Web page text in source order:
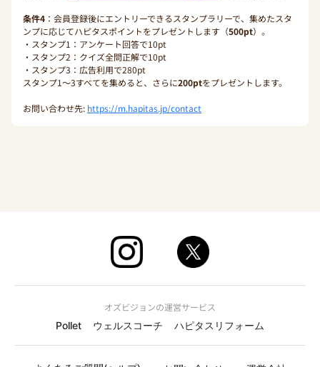
条件4 ：会員登録後にエントリーできるスタンプラリーで、集めたスタ
ンプに応じてハピタスポイントをプレゼントします（500pt）。
・スタンプ1：アンケート回答で10pt
・スタンプ2：クイズ全問正解で10pt
・スタンプ3：広告利用で280pt
スタンプ1〜3すべてを集めると、さらに200ptをプレゼントします。
お問い合わせ先: https://m.hapitas.jp/contact
オズビジョンの運営サービス
Pollet
ウェルスコーチ ハピタスリフォーム